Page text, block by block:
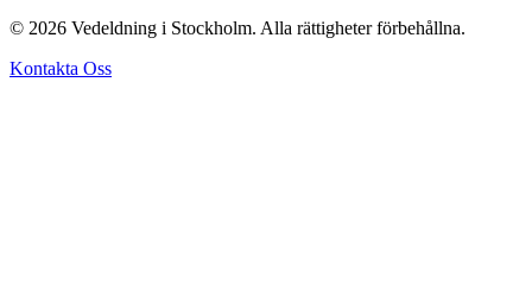
© 2026 Vedeldning i Stockholm. Alla rättigheter förbehållna.
Kontakta Oss